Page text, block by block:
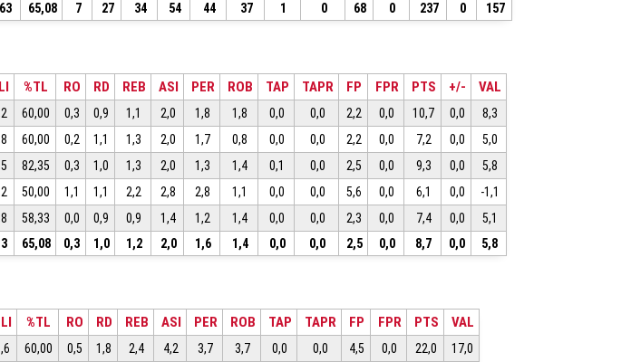
63 65,08 7 27 34 54 44 37 1 0 68 0 237 0 157
%TL RO RD REB ASI PER ROB TAP TAPR FP FPR PTS +/- VAL
60,00 0,3 0,9 1,1 2,0 1,8 1,8 0,0 0,0 2,2 0,0 10,7 0,0
8,3
60,00 0,2 1,1 1,3 2,0 1,7 0,8 0,0 0,0 2,2 0,0 7,2 0,0
5,0
82,35 0,3 1,0 1,3 2,0 1,3 1,4 0,1 0,0 2,5 0,0 9,3 0,0
5,8
50,00 1,1 1,1 2,2 2,8 2,8 1,1 0,0 0,0 5,6 0,0 6,1 0,0
-1,1
58,33 0,0 0,9 0,9 1,4 1,2 1,4 0,0 0,0 2,3 0,0 7,4 0,0
5,1
65,08 0,3 1,0 1,2 2,0 1,6 1,4 0,0 0,0 2,5 0,0 8,7 0,0 5,8
%TL RO RD REB ASI PER ROB TAP TAPR FP FPR PTS VAL
60,00 0,5 1,8 2,4 4,2 3,7 3,7 0,0 0,0 4,5 0,0 22,0 17,0